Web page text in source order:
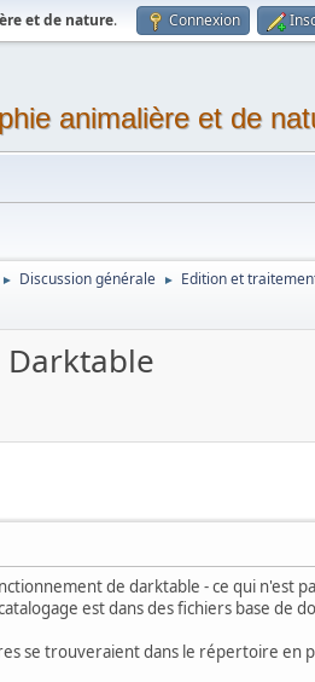
et de nature. Connexion
animalière et de
► Discussion générale ► Edition et
Darktable
de darktable - ce qui n'est
est dans des fichiers base de
se trouveraient dans le répertoire en